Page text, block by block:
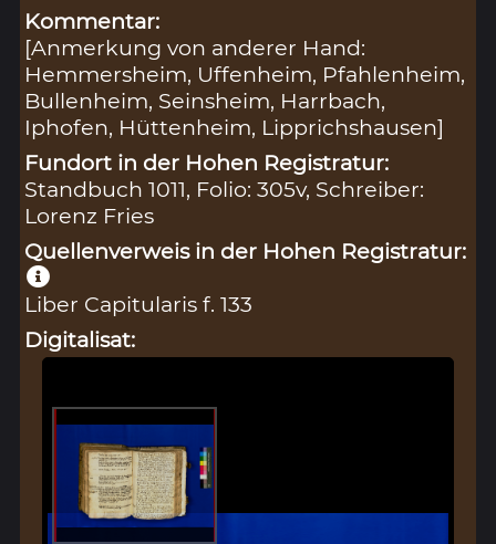
Kommentar:
[Anmerkung von anderer Hand:
Hemmersheim, Uffenheim, Pfahlenheim,
Bullenheim, Seinsheim, Harrbach,
Iphofen, Hüttenheim, Lipprichshausen]
Fundort in der Hohen Registratur:
Standbuch 1011, Folio: 305v, Schreiber:
Lorenz Fries
Quellenverweis in der Hohen Registratur:
Liber Capitularis f. 133
Digitalisat: